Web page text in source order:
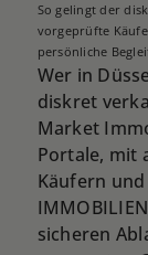
So gelingt der
vorgeprüfte
persönliche
Wer in
diskret
Market
Portale, mit
Käufern und
sicheren